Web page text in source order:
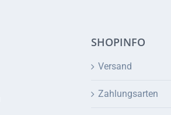
SHOPINFO
Versand
Zahlungsarten